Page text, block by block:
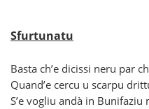
Sfurtunatu
Basta ch’e dicissi neru par
Quand’e cercu u scarpu
S’e vogliu andà in